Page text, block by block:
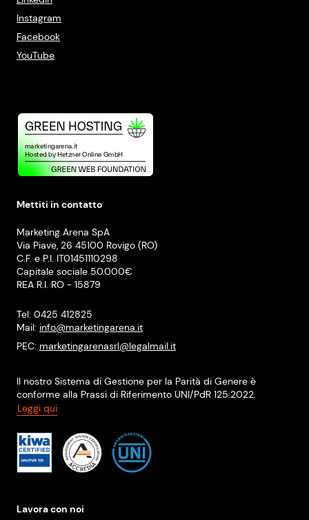
Instagram
Facebook
YouTube
Mettiti in contatto
Marketing Arena SpA
Via Piave, 26 45100 Rovigo (RO)
C.F. e P.I. IT01451110298
Capitale sociale 50.000€
REA R.I. RO - 15879
Tel: 0425 412825
Mail: info@marketingarena.it
PEC: marketingarenasrl@legalmail.it
Il nostro Sistema di Gestione per la Parità di Genere è
conforme alla Prassi di Riferimento UNI/PdR 125:2022.
Leggi qui
Lavora con noi